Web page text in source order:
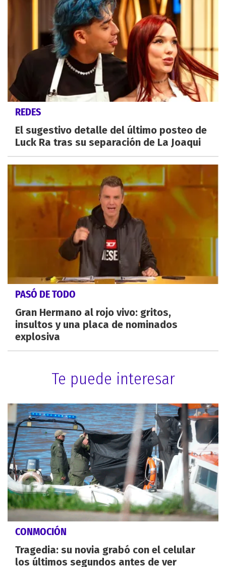
REDES
El sugestivo detalle del último posteo de
Luck Ra tras su separación de La Joaqui
PASÓ DE TODO
Gran Hermano al rojo vivo: gritos,
insultos y una placa de nominados
explosiva
Te puede interesar
CONMOCIÓN
Tragedia: su novia grabó con el celular
los últimos segundos antes de ver